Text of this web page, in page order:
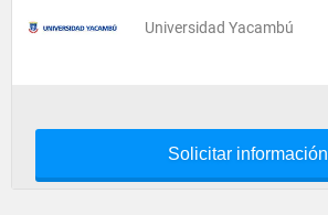
Universidad Yacambú
Solicitar información